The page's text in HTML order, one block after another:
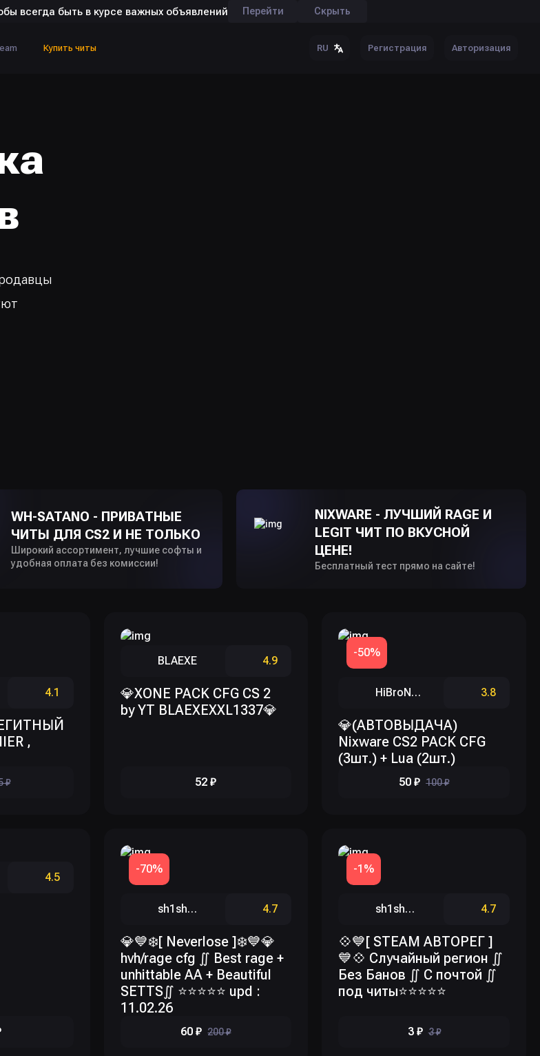
всегда быть в курсе важных объявлений Перейти Скрыть
Купить читы RU Регистрация Авторизация
WH-SATANO - ПРИВАТНЫЕ
ЧИТЫ ДЛЯ CS2 И НЕ ТОЛЬКО
Широкий ассортимент, лучшие софты и
удобная оплата без комиссии!
NIXWARE - ЛУЧШИЙ RAGE И
LEGIT ЧИТ ПО ВКУСНОЙ
ЦЕНЕ!
Бесплатный тест прямо на сайте!
4.1
,
₽
BLAEXE 4.9
💎XONE PACK CFG CS 2
by YT BLAEXEXXL1337💎
52 ₽
-50%
HiBroNiceDick 3.8
💎(АВТОВЫДАЧА)
Nixware CS2 PACK CFG
(3шт.) + Lua (2шт.)
50 ₽ 100 ₽
4.5
-70%
sh1shochek 4.7
💎💙❄️[ Neverlose ]❄️💙💎
hvh/rage cfg ∬ Best rage +
unhittable AA + Beautiful
SETTS∬ ⭐⭐⭐⭐⭐ upd :
11.02.26
60 ₽ 200 ₽
-1%
sh1shochek 4.7
💠💙[ STEAM АВТОРЕГ ]
💙💠 Случайный регион ∬
Без Банов ∬ С почтой ∬
под читы⭐⭐⭐⭐⭐
3 ₽ 3 ₽